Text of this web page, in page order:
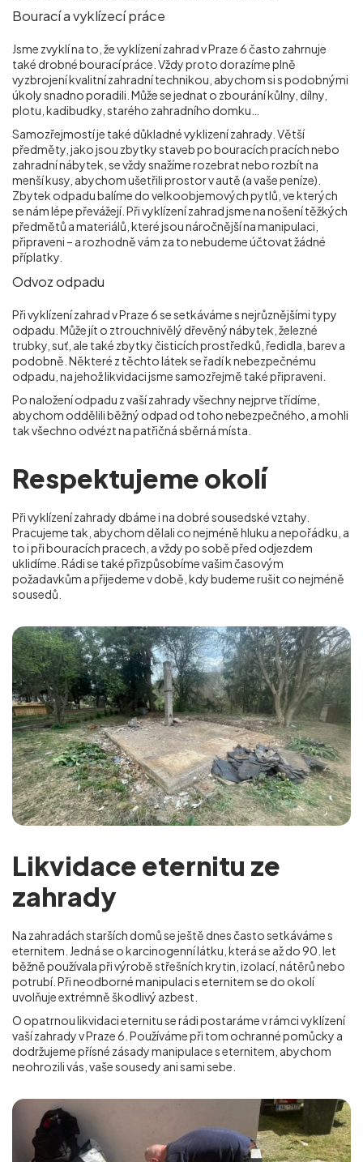
Bourací a vyklízecí práce
Jsme zvyklí na to, že vyklízení zahrad v Praze 6často zahrnuje
také drobné bourací práce. Vždy proto dorazíme plně
vyzbrojení kvalitní zahradní technikou, abychom si s podobnými
úkoly snadno poradili. Může se jednat o zbourání kůlny, dílny,
plotu, kadibudky, starého zahradního domku…
Samozřejmostí je také důkladné vyklizení zahrady. Větší
předměty, jako jsou zbytky staveb po bouracích pracích nebo
zahradní nábytek, se vždy snažíme rozebrat nebo rozbít na
menší kusy, abychom ušetřili prostor v autě (a vaše peníze).
Zbytek odpadu balíme do velkoobjemových pytlů, ve kterých
se nám lépe převážejí. Při vyklízení zahrad jsme na nošení těžkých
předmětů a materiálů, které jsou náročnější na manipulaci,
připraveni – a rozhodně vám za to nebudeme účtovat žádné
příplatky.
Odvoz odpadu
Při vyklízení zahrad v Praze 6se setkáváme s nejrůznějšími typy
odpadu. Může jít o ztrouchnivělý dřevěný nábytek, železné
trubky, suť, ale také zbytky čisticích prostředků, ředidla, barev a
podobně. Některé z těchto látek se řadí k nebezpečnému
odpadu, na jehož likvidaci jsme samozřejmě také připraveni.
Po naložení odpadu z vaší zahrady všechny nejprve třídíme,
abychom oddělili běžný odpad od toho nebezpečného, a mohli
tak všechno odvézt na patřičná sběrná místa.
Respektujeme okolí
Při vyklízení zahrady dbáme i na dobré sousedské vztahy.
Pracujeme tak, abychom dělali co nejméně hluku a nepořádku, a
to i při bouracích pracech, a vždy po sobě před odjezdem
uklidíme. Rádi se také přizpůsobíme vašim časovým
požadavkům a přijedeme v době, kdy budeme rušit co nejméně
sousedů.
Likvidace eternitu ze
zahrady
Na zahradách starších domů se ještě dnes často setkáváme s
eternitem. Jedná se o karcinogenní látku, která se až do 90. let
běžně používala při výrobě střešních krytin, izolací, nátěrů nebo
potrubí. Při neodborné manipulaci s eternitem se do okolí
uvolňuje extrémně škodlivý azbest.
O opatrnou likvidaci eternitu se rádi postaráme v rámci vyklízení
vaší zahrady v Praze 6 . Používáme při tom ochranné pomůcky a
dodržujeme přísné zásady manipulace s eternitem, abychom
neohrozili vás, vaše sousedy ani sami sebe.